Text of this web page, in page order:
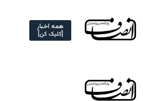
content
همه اخبار
[کلیک کن]